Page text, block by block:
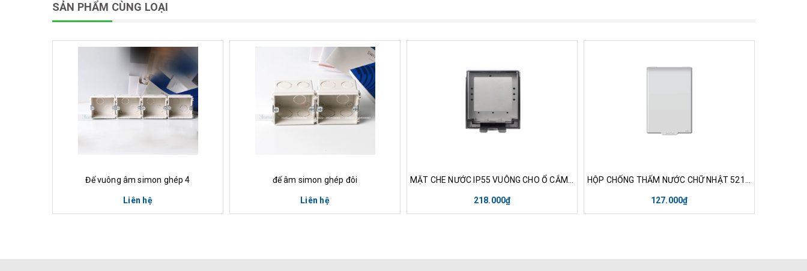
SẢN PHẨM CÙNG LOẠI
Đế vuông âm simon ghép 4
Liên hệ
đế âm simon ghép đôi
Liên hệ 218.000₫ 127.000₫